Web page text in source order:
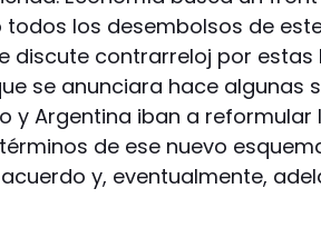
todos los desembolsos de
discute contrarreloj por
se anunciara hace algunas
y Argentina iban a reformular
de ese nuevo
y, eventualmente,